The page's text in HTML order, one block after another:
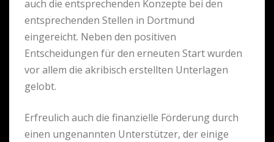
auch die entsprechenden Konzepte bei den
entsprechenden Stellen in Dortmund
eingereicht. Neben den positiven
Entscheidungen für den erneuten Start wurden
vor allem die akribisch erstellten Unterlagen
gelobt.
Erfreulich auch die finanzielle Förderung durch
einen ungenannten Unterstützer, der einige